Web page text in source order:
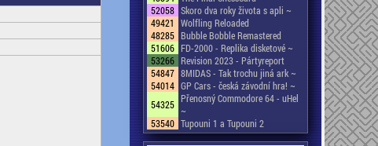
52058 Skoro dva roky života s apli ~
49421
Wolfling Reloaded
48285 Bubble Bobble Remastered
51606 FD-2000 - Replika disketové ~
53266 Revision 2023 - Pártyreport
54847 8MIDAS - Tak trochu jiná ark ~
54014 GP Cars - česká závodní hra! ~
54325 Přenosný Commodore 64 - uHel
~
53540 Tupouni 1 a Tupouni 2